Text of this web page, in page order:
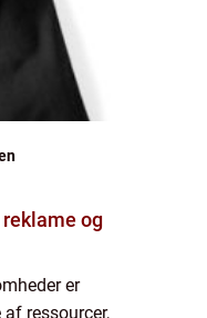
og
er
ressourcer,